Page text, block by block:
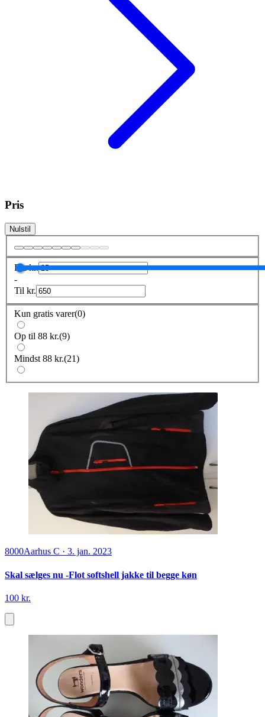
Pris
Nulstil
Frakr.
-
Til kr.
Kun gratis varer(0)
Op til 88 kr.(9)
Mindst 88 kr.(21)
8000Aarhus C · 3. jan. 2023
Skal sælges nu -Flot softshell jakke til begge køn
100 kr.